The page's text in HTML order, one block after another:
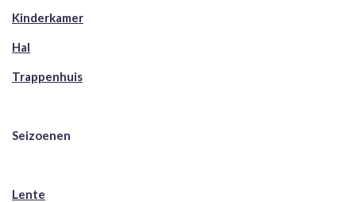
Kinderkamer
Hal
Trappenhuis
Seizoenen
Lente